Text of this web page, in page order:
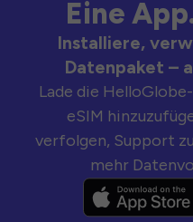
Eine
Installiere,
Datenpaket –
Lade die
eSIM
verfolgen, Support
mehr